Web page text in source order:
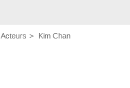
Acteurs Kim Chan